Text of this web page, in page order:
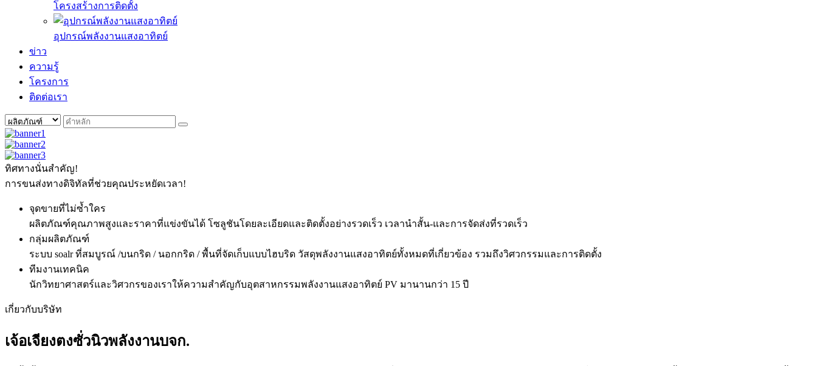
โครงสร้างการติดตั้ง
อุปกรณ์พลังงานแสงอาทิตย์
ข่าว
ความรู้
โครงการ
ติดต่อเรา
ทิศทางนั่นสำคัญ!
การขนส่งทางดิจิทัลที่ช่วยคุณประหยัดเวลา!
จุดขายที่ไม่ซ้ำใคร
ผลิตภัณฑ์คุณภาพสูงและราคาที่แข่งขันได้ โซลูชันโดยละเอียดและติดตั้งอย่างรวดเร็ว เวลานำสั้น-และการจัดส่งที่รวดเร็ว
กลุ่มผลิตภัณฑ์
ระบบ soalr ที่สมบูรณ์ /บนกริด / นอกกริด / พื้นที่จัดเก็บแบบไฮบริด วัสดุพลังงานแสงอาทิตย์ทั้งหมดที่เกี่ยวข้อง รวมถึงวิศวกรรมและการติดตั้ง
ทีมงานเทคนิค
นักวิทยาศาสตร์และวิศวกรของเราให้ความสำคัญกับอุตสาหกรรมพลังงานแสงอาทิตย์ PV มานานกว่า 15 ปี
เกี่ยวกับบริษัท
เจ้อเจียงตงซั่วนิวพลังงานบจก.